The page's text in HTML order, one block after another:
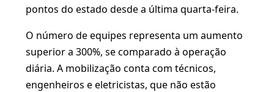
pontos do estado desde a última quarta-feira.
O número de equipes representa um aumento
superior a 300%, se comparado à operação
diária. A mobilização conta com técnicos,
engenheiros e eletricistas, que não estão